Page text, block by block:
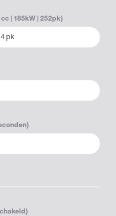
| 185kW | 252pk)
pk